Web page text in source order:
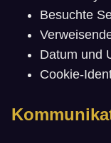
Besuchte
Datum und
Cookie-